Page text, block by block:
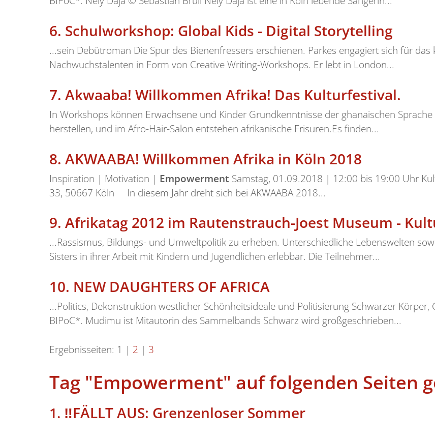
6. Schulworkshop: Global Kids - Digital Storytelling
...sein Debütroman Die Spur des Bienenfressers erschienen. Parkes engagiert sich für das
Nachwuchstalenten in Form von Creative Writing-Workshops. Er lebt in London...
7. Akwaaba! Willkommen Afrika! Das Kulturfestival.
In Workshops können Erwachsene und Kinder Grundkenntnisse der ghanaischen
herstellen, und im Afro-Hair-Salon entstehen afrikanische Frisuren.Es finden...
8. AKWAABA! Willkommen Afrika in Köln 2018
Inspiration | Motivation | Empowerment Samstag, 01.09.2018 | 12:00 bis 19:00 Uhr
33, 50667 Köln In diesem Jahr dreht sich bei AKWAABA 2018...
9. Afrikatag 2012 im Rautenstrauch-Joest Museum -
...Rassismus, Bildungs- und Umweltpolitik zu erheben. Unterschiedliche Lebenswelten
Sisters in ihrer Arbeit mit Kindern und Jugendlichen erlebbar. Die Teilnehmer...
10. NEW DAUGHTERS OF AFRICA
...Politics, Dekonstruktion westlicher Schönheitsideale und Politisierung Schwarzer Körper,
BIPoC*. Mudimu ist Mitautorin des Sammelbands Schwarz wird großgeschrieben...
Ergebnisseiten: 1 | 2 | 3
Tag "Empowerment" auf folgenden Seiten
‼️FÄLLT AUS: Grenzenloser Sommer